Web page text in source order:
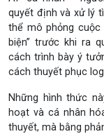
quyết định và xử lý
thể mô phỏng cuộc
biện” trước khi ra
cách trình bày ý
cách thuyết phục
Những hình thức
hoạt và cá nhân
thuyết, mà bằng